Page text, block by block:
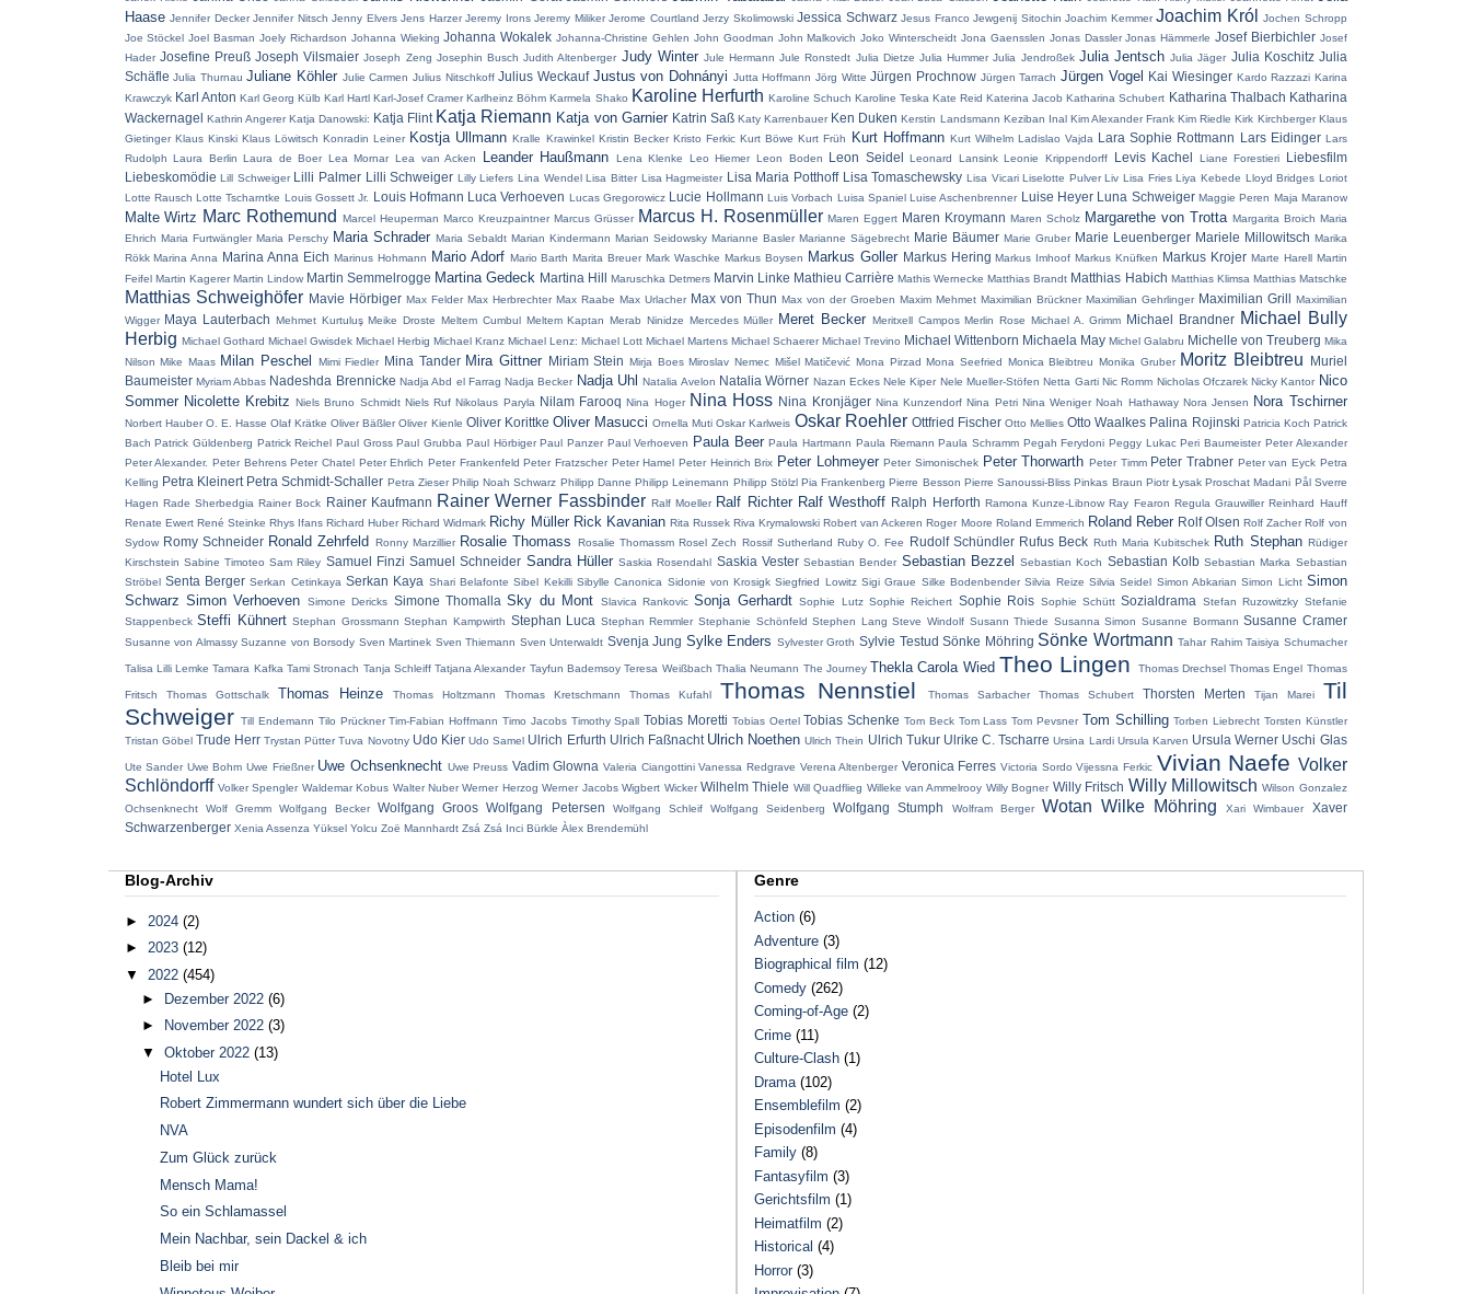
Haase Jennifer Decker Jennifer Nitsch Jenny Elvers Jens Harzer Jeremy Irons Jeremy Miliker Jerome Courtland Jerzy Skolimowski Jessica Schwarz Jesus Franco Jewgenij Sitochin Joachim Kemmer Joachim Król
Jochen Schropp
Joe Stöckel Joel Basman Joely Richardson Johanna Wieking Johanna Wokalek Johanna-Christine Gehlen John Goodman John Malkovich Joko Winterscheidt Jona Gaensslen Jonas Dassler Jonas Hämmerle Josef Bierbichler Josef
Hader Josefine Preuß Joseph Vilsmaier Joseph Zeng Josephin Busch Judith Altenberger Judy Winter Jule Hermann Jule Ronstedt Julia Dietze Julia Hummer Julia Jendroßek Julia Jentsch Julia Jäger Julia Koschitz Julia
Schäfle Julia Thurnau Juliane Köhler Julie Carmen Julius Nitschkoff Julius Weckauf Justus von Dohnányi Jutta Hoffmann Jörg Witte Jürgen Prochnow Jürgen Tarrach Jürgen Vogel Kai Wiesinger Kardo Razzazi Karina
Krawczyk Karl Anton Karl Georg Külb Karl Hartl Karl-Josef Cramer Karlheinz Böhm Karmela Shako Karoline Herfurth Karoline Schuch Karoline Teska Kate Reid Katerina Jacob Katharina Schubert Katharina Thalbach Katharina
Wackernagel Kathrin Angerer Katja Danowski: Katja Flint Katja Riemann Katja von Garnier Katrin Saß Katy Karrenbauer Ken Duken Kerstin Landsmann Keziban Inal Kim Alexander Frank Kim Riedle Kirk Kirchberger Klaus
Gietinger Klaus Kinski Klaus Löwitsch Konradin Leiner Kostja Ullmann Kralle Krawinkel Kristin Becker Kristo Ferkic Kurt Böwe Kurt Früh Kurt Hoffmann Kurt Wilhelm Ladislao Vajda Lara Sophie Rottmann Lars Eidinger Lars
Rudolph Laura Berlin Laura de Boer Lea Mornar Lea van Acken Leander Haußmann Lena Klenke Leo Hiemer Leon Boden Leon Seidel Leonard Lansink Leonie Krippendorff Levis Kachel Liane Forestieri
Liebesfilm
Liebeskomödie Lill Schweiger Lilli Palmer Lilli Schweiger Lilly Liefers Lina Wendel Lisa Bitter Lisa Hagmeister Lisa Maria Potthoff Lisa Tomaschewsky Lisa Vicari Liselotte Pulver Liv Lisa Fries Liya Kebede Lloyd Bridges Loriot
Lotte Rausch Lotte Tscharntke Louis Gossett Jr. Louis Hofmann Luca Verhoeven Lucas Gregorowicz Lucie Hollmann Luis Vorbach Luisa Spaniel Luise Aschenbrenner Luise Heyer Luna Schweiger Maggie Peren Maja Maranow
Malte Wirtz Marc Rothemund Marcel Heuperman Marco Kreuzpaintner Marcus Grüsser Marcus H. Rosenmüller Maren Eggert Maren Kroymann Maren Scholz Margarethe von Trotta Margarita Broich Maria
Ehrich Maria Furtwängler Maria Perschy Maria Schrader Maria Sebaldt Marian Kindermann Marian Seidowsky Marianne Basler Marianne Sägebrecht Marie Bäumer Marie Gruber Marie Leuenberger Mariele Millowitsch Marika
Rökk Marina Anna Marina Anna Eich Marinus Hohmann Mario Adorf Mario Barth Marita Breuer Mark Waschke Markus Boysen Markus Goller Markus Hering Markus Imhoof Markus Knüfken Markus Krojer Marte Harell Martin
Feifel Martin Kagerer Martin Lindow Martin Semmelrogge Martina Gedeck Martina Hill Maruschka Detmers Marvin Linke Mathieu Carrière Mathis Wernecke Matthias Brandt Matthias Habich Matthias Klimsa Matthias Matschke
Matthias Schweighöfer Mavie Hörbiger Max Felder Max Herbrechter Max Raabe Max Urlacher Max von Thun Max von der Groeben Maxim Mehmet Maximilian Brückner Maximilian Gehrlinger Maximilian Grill Maximilian
Wigger Maya Lauterbach Mehmet Kurtuluş Meike Droste Meltem Cumbul Meltem Kaptan Merab Ninidze Mercedes Müller Meret Becker Meritxell Campos Merlin Rose Michael A. Grimm Michael Brandner Michael Bully
Herbig Michael Gothard Michael Gwisdek Michael Herbig Michael Kranz Michael Lenz: Michael Lott Michael Martens Michael Schaerer Michael Trevino Michael Wittenborn Michaela May Michel Galabru Michelle von Treuberg Mika
Nilson Mike Maas Milan Peschel Mimi Fiedler Mina Tander Mira Gittner Miriam Stein Mirja Boes Miroslav Nemec Mišel Matičević Mona Pirzad Mona Seefried Monica Bleibtreu Monika Gruber Moritz Bleibtreu
Muriel
Baumeister Myriam Abbas Nadeshda Brennicke Nadja Abd el Farrag Nadja Becker Nadja Uhl Natalia Avelon Natalia Wörner Nazan Eckes Nele Kiper Nele Mueller-Stöfen Netta Garti Nic Romm Nicholas Ofczarek Nicky Kantor Nico
Sommer Nicolette Krebitz Niels Bruno Schmidt Niels Ruf Nikolaus Paryla Nilam Farooq Nina Hoger Nina Hoss Nina Kronjäger Nina Kunzendorf Nina Petri Nina Weniger Noah Hathaway Nora Jensen Nora Tschirner
Norbert Hauber O. E. Hasse Olaf Krätke Oliver Bäßler Oliver Kienle Oliver Korittke Oliver Masucci Ornella Muti Oskar Karlweis Oskar Roehler Ottfried Fischer Otto Mellies Otto Waalkes Palina Rojinski Patricia Koch Patrick
Bach Patrick Güldenberg Patrick Reichel Paul Gross Paul Grubba Paul Hörbiger Paul Panzer Paul Verhoeven Paula Beer Paula Hartmann Paula Riemann Paula Schramm Pegah Ferydoni Peggy Lukac Peri Baumeister Peter Alexander
Peter Alexander. Peter Behrens Peter Chatel Peter Ehrlich Peter Frankenfeld Peter Fratzscher Peter Hamel Peter Heinrich Brix Peter Lohmeyer Peter Simonischek Peter Thorwarth Peter Timm Peter Trabner Peter van Eyck Petra
Kelling Petra Kleinert Petra Schmidt-Schaller Petra Zieser Philip Noah Schwarz Philipp Danne Philipp Leinemann Philipp Stölzl Pia Frankenberg Pierre Besson Pierre Sanoussi-Bliss Pinkas Braun Piotr Łysak Proschat Madani Pål Sverre
Hagen Rade Sherbedgia Rainer Bock Rainer Kaufmann Rainer Werner Fassbinder Ralf Moeller Ralf Richter Ralf Westhoff Ralph Herforth Ramona Kunze-Libnow Ray Fearon Regula Grauwiller Reinhard Hauff
Renate Ewert René Steinke Rhys Ifans Richard Huber Richard Widmark Richy Müller Rick Kavanian Rita Russek Riva Krymalowski Robert van Ackeren Roger Moore Roland Emmerich Roland Reber Rolf Olsen Rolf Zacher Rolf von
Sydow Romy Schneider Ronald Zehrfeld Ronny Marzillier Rosalie Thomass Rosalie Thomassm Rosel Zech Rossif Sutherland Ruby O. Fee Rudolf Schündler Rufus Beck Ruth Maria Kubitschek Ruth Stephan Rüdiger
Kirschstein Sabine Timoteo Sam Riley Samuel Finzi Samuel Schneider Sandra Hüller Saskia Rosendahl Saskia Vester Sebastian Bender Sebastian Bezzel Sebastian Koch Sebastian Kolb Sebastian Marka Sebastian
Ströbel Senta Berger Serkan Cetinkaya Serkan Kaya Shari Belafonte Sibel Kekilli Sibylle Canonica Sidonie von Krosigk Siegfried Lowitz Sigi Graue Silke Bodenbender Silvia Reize Silvia Seidel Simon Abkarian Simon Licht Simon
Schwarz Simon Verhoeven Simone Dericks Simone Thomalla Sky du Mont Slavica Rankovic Sonja Gerhardt Sophie Lutz Sophie Reichert Sophie Rois Sophie Schütt Sozialdrama Stefan Ruzowitzky Stefanie
Stappenbeck Steffi Kühnert Stephan Grossmann Stephan Kampwirth Stephan Luca Stephan Remmler Stephanie Schönfeld Stephen Lang Steve Windolf Susann Thiede Susanna Simon Susanne Bormann Susanne Cramer
Susanne von Almassy Suzanne von Borsody Sven Martinek Sven Thiemann Sven Unterwaldt Svenja Jung Sylke Enders Sylvester Groth Sylvie Testud Sönke Möhring Sönke Wortmann Tahar Rahim Taisiya Schumacher
Talisa Lilli Lemke Tamara Kafka Tami Stronach Tanja Schleiff Tatjana Alexander Tayfun Bademsoy Teresa Weißbach Thalia Neumann The Journey Thekla Carola Wied Theo Lingen Thomas Drechsel Thomas Engel Thomas
Fritsch Thomas Gottschalk Thomas Heinze Thomas Holtzmann Thomas Kretschmann Thomas Kufahl Thomas Nennstiel Thomas Sarbacher Thomas Schubert Thorsten Merten Tijan Marei
Til
Schweiger
Till Endemann Tilo Prückner Tim-Fabian Hoffmann Timo Jacobs Timothy Spall Tobias Moretti Tobias Oertel Tobias Schenke Tom Beck Tom Lass Tom Pevsner Tom Schilling Torben Liebrecht Torsten Künstler
Tristan Göbel Trude Herr Trystan Pütter Tuva Novotny Udo Kier Udo Samel Ulrich Erfurth Ulrich Faßnacht Ulrich Noethen Ulrich Thein Ulrich Tukur Ulrike C. Tscharre Ursina Lardi Ursula Karven Ursula Werner Uschi Glas
Ute Sander Uwe Bohm Uwe Frießner Uwe Ochsenknecht Uwe Preuss Vadim Glowna Valeria Ciangottini Vanessa Redgrave Verena Altenberger Veronica Ferres Victoria Sordo Vijessna Ferkic Vivian Naefe Volker
Schlöndorff Volker Spengler Waldemar Kobus Walter Nuber Werner Herzog Werner Jacobs Wigbert Wicker Wilhelm Thiele Will Quadflieg Willeke van Ammelrooy Willy Bogner Willy Fritsch Willy Millowitsch Wilson Gonzalez
Ochsenknecht
Wolf Gremm Wolfgang Becker Wolfgang Groos Wolfgang Petersen Wolfgang Schleif Wolfgang Seidenberg Wolfgang Stumph Wolfram Berger Wotan Wilke Möhring Xari Wimbauer
Xaver
Schwarzenberger Xenia Assenza Yüksel Yolcu Zoë Mannhardt Zsá Zsá Inci Bürkle Àlex Brendemühl
Blog-Archiv
► 2024 (2)
► 2023 (12)
▼ 2022 (454)
► Dezember 2022(6)
►
November 2022(3)
▼Oktober 2022(13)
Hotel Lux
Robert Zimmermann wundert sich über die Liebe
NVA
Zum Glück zurück
Mensch Mama!
So ein Schlamassel
Mein Nachbar, sein Dackel & ich
Bleib bei mir
Genre
Action (6)
Adventure (3)
Biographical film (12)
Comedy (262)
Coming-of-Age (2)
Crime (11)
Culture-Clash (1)
Drama (102)
Ensemblefilm (2)
Episodenfilm (4)
Family (8)
Fantasyfilm (3)
Gerichtsfilm (1)
Heimatfilm (2)
Historical (4)
Horror (3)